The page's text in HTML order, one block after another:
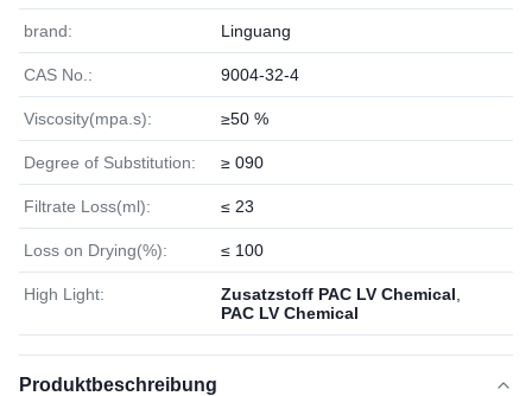
brand: Linguang
CAS No.: 9004-32-4
Viscosity(mpa.s): ≥50 %
Degree of Substitution: ≥ 090
Filtrate Loss(ml): ≤ 23
Loss on Drying(%): ≤ 100
High Light: Zusatzstoff PAC LV Chemical
PAC LV Chemical
Produktbeschreibung